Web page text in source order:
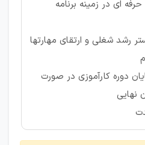
حرفه ای در زمینه برنامه
رشد شغلی و ارتقای مهارتها
دوره کارآموزی در صورت
نهایی